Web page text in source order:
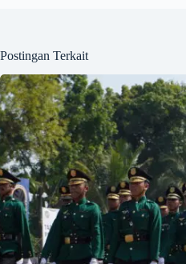
Postingan Terkait